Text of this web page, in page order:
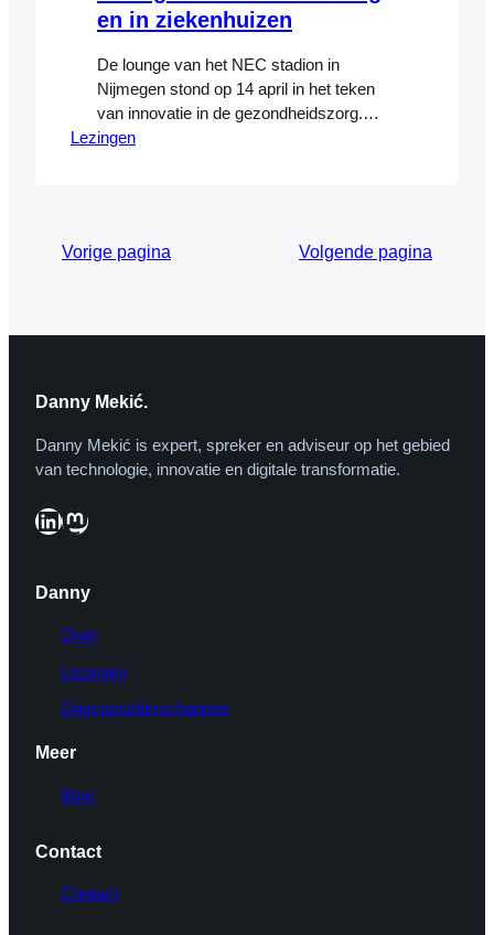
en in ziekenhuizen
De lounge van het NEC stadion in
Nijmegen stond op 14 april in het teken
van innovatie in de gezondheidszorg.
Danny Mekic’ deelde zijn visie op de
samenleving ingrijpend veranderd…
Lezingen
Vorige pagina Volgende pagina
Danny Mekić.
Danny Mekić is expert, spreker en adviseur op het gebied
van technologie, innovatie en digitale transformatie.
LinkedIn Mastodon
Danny
Over
Lezingen
Dagvoorzitterschappen
Meer
Blog
Contact
Contact